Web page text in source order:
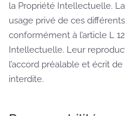
la Propriété Intellectuelle.
usage privé de ces
conformément à l’article L
Intellectuelle. Leur
l’accord préalable et écrit
interdite.